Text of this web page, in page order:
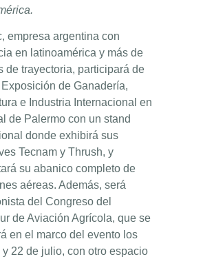
empresa argentina con
en latinoamérica y más de
de trayectoria, participará de
Exposición de Ganadería,
e Industria Internacional en
de Palermo con un stand
donde exhibirá sus
Tecnam y Thrush, y
su abanico completo de
aéreas. Además, será
del Congreso del
de Aviación Agrícola, que se
en el marco del evento los
y 22 de julio, con otro espacio